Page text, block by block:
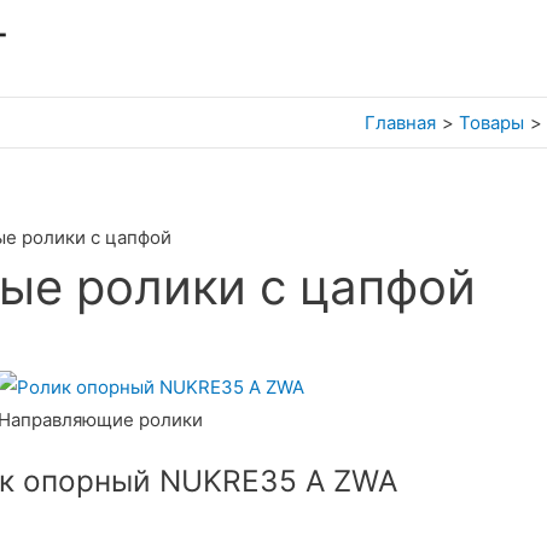
Главная Товары
ролики с цапфой
ролики с цапфой
Направляющие ролики
опорный NUKRE35 A ZWA